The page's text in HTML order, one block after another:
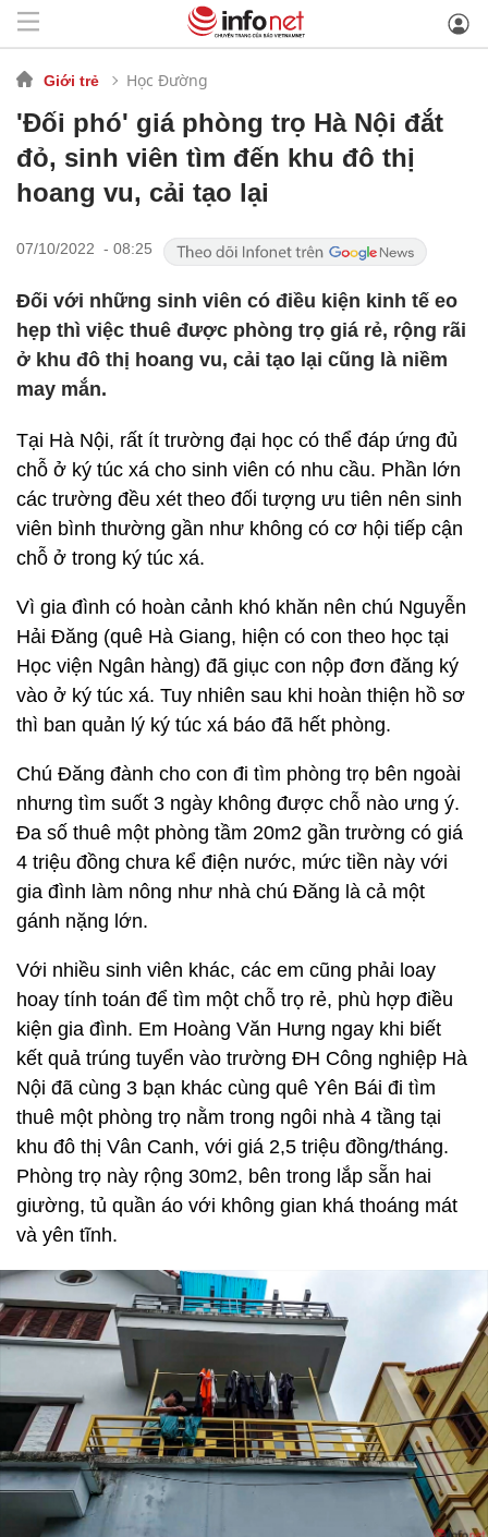
Giới trẻ Học Đường
'Đối phó' giá phòng trọ Hà Nội đắt
đỏ, sinh viên tìm đến khu đô thị
hoang vu, cải tạo lại
07/10/2022 - 08:25
Đối với những sinh viên có điều kiện kinh tế eo
hẹp thì việc thuê được phòng trọ giá rẻ, rộng rãi
ở khu đô thị hoang vu, cải tạo lại cũng là niềm
may mắn.
Tại Hà Nội, rất ít trường đại học có thể đáp ứng đủ
chỗ ở ký túc xá cho sinh viên có nhu cầu. Phần lớn
các trường đều xét theo đối tượng ưu tiên nên sinh
viên bình thường gần như không có cơ hội tiếp cận
chỗ ở trong ký túc xá.
Vì gia đình có hoàn cảnh khó khăn nên chú Nguyễn
Hải Đăng (quê Hà Giang, hiện có con theo học tại
Học viện Ngân hàng) đã giục con nộp đơn đăng ký
vào ở ký túc xá. Tuy nhiên sau khi hoàn thiện hồ sơ
thì ban quản lý ký túc xá báo đã hết phòng.
Chú Đăng đành cho con đi tìm phòng trọ bên ngoài
nhưng tìm suốt 3 ngày không được chỗ nào ưng ý.
Đa số thuê một phòng tầm 20m2 gần trường có giá
4 triệu đồng chưa kể điện nước, mức tiền này với
gia đình làm nông như nhà chú Đăng là cả một
gánh nặng lớn.
Với nhiều sinh viên khác, các em cũng phải loay
hoay tính toán để tìm một chỗ trọ rẻ, phù hợp điều
kiện gia đình. Em Hoàng Văn Hưng ngay khi biết
kết quả trúng tuyển vào trường ĐH Công nghiệp Hà
Nội đã cùng 3 bạn khác cùng quê Yên Bái đi tìm
thuê một phòng trọ nằm trong ngôi nhà 4 tầng tại
khu đô thị Vân Canh, với giá 2,5 triệu đồng/tháng.
Phòng trọ này rộng 30m2, bên trong lắp sẵn hai
giường, tủ quần áo với không gian khá thoáng mát
và yên tĩnh.